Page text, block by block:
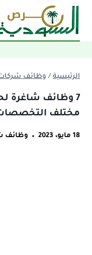
التجاوز
المحتوى
الرئيسية / وظائف
7 وظائف شاغرة
مختلف
18 مايو، 2023 وظائف